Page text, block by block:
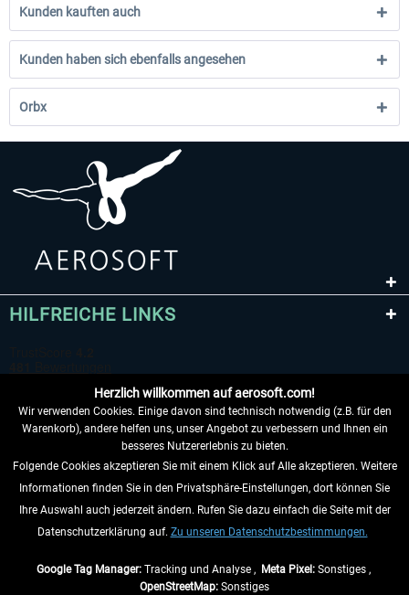
Kunden kauften auch
Kunden haben sich ebenfalls angesehen
Orbx
HILFREICHE LINKS
VERTRAG WIDERRUFEN
INFORMATIONEN
Herzlich willkommen auf aerosoft.com!
Wir verwenden Cookies. Einige davon sind technisch notwendig (z.B. für den
Warenkorb), andere helfen uns, unser Angebot zu verbessern und Ihnen ein
besseres Nutzererlebnis zu bieten.
Folgende Cookies akzeptieren Sie mit einem Klick auf Alle akzeptieren. Weitere
Informationen finden Sie in den Privatsphäre-Einstellungen, dort können Sie
Ihre Auswahl auch jederzeit ändern. Rufen Sie dazu einfach die Seite mit der
Datenschutzerklärung auf. Zu unseren Datenschutzbestimmungen.
Google Tag Manager:Tracking und Analyse , Meta Pixel:Sonstiges ,
OpenStreetMap: Sonstiges